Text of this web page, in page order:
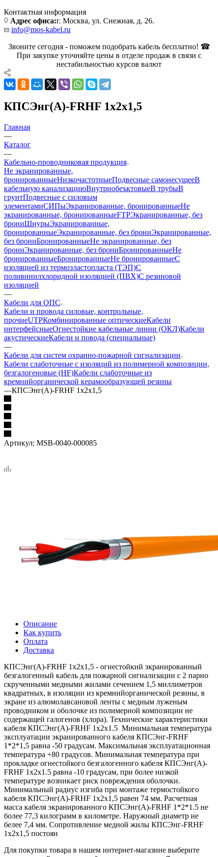
Контактная информация
Адрес офиса:г. Москва, ул. Снежная, д. 26.
info@mos-kabel.ru
Звоните сегодня - поможем подобрать кабель бесплатно! ☎
При закупке уточняйте цены в отделе продаж в связи с
нестабильностью курсов валют
КПСЭнг(А)-FRHF 1х2х1,5
Главная
—
Каталог
—
Кабельно-проводниковая продукция
Не экранированные,
бронированныеНизкочастотныеПодвесные самонесущееВ
кабельную канализациюВнутриобеъктовыеВ трубыВ
грунтПодвесные с силовым
элементамиСИПыЭкранированные, бронированныеНе
экранированные, бронированныеFTPЭкранированные, без
брониШнурыЭкранированные,
бронированныеЭкранированные, без брониЭкранированные,
без брониБронированныеНе экранированные, без
брониЭкранированные, без брониБронированныеНе
бронированныеБронированныеНе бронированныеС
изоляцией из термоэластопласта (ТЭП)С
поливинилхлоридной изоляцией (ПВХ)С резиновой
изоляцией
—
Кабели для ОПС
Кабели и провода силовые, контрольные,
прочиеUTPКомбинированные оптическиеКабели
интерфейсныеОгнестойкие кабельные линии (ОКЛ)Кабели
акустическиеКабели и повода (специальные)
—
Кабели для систем охранно-пожарной сигнализации
Кабели слаботочные с изоляций из полимерной композиции,
безгалогеновые (HF)Кабели слаботочные из
кремнийорганической керамообразующей резины
—КПСЭнг(А)-FRHF 1х2х1,5
Артикул: MSB-0040-000085
Описание
Как купить
Оплата
Доставка
КПСЭнг(А)-FRHF 1х2х1,5 - огнестойкий экранированный
безгалогенный кабель для пожарной сигнализации с 2 парно
скрученными медными жилами сечением 1,5 миллиметров
квадратных, в изоляции из кремнийорганической резины, в
экране из алюмолавсановой ленты с медным луженым
проводником и оболочке из полимерной композиции не
содержащей галогенов (хлора). Технические характеристики
кабеля КПСЭнг(А)-FRHF 1х2х1.5 Минимальная температура
эксплуатации экранированного кабеля КПСЭнг-FRHF
1*2*1,5 равна -50 градусам. Максимальная эксплуатационная
температура +80 градусов. Минимальная температура при
прокладке огнестойкого безгалогенного кабеля КПСЭнг(А)-
FRHF 1х2х1.5 равна -10 градусам, при более низкой
температуре возникает риск повреждения оболочки.
Минимальный радиус изгиба при монтаже термостойкого
кабеля КПСЭнг(А)-FRHF 1х2х1,5 равен 74 мм. Расчетная
масса кабеля экранированного КПСЭнг(А)-FRHF 1*2*1.5 не
более 77,3 килограмм в километре. Наружный диаметр не
белее 7,4 мм. Сопротивление медной жилы КПСЭнг-FRHF
1х2х1,5 постоян
Для покупки товара в нашем интернет-магазине выберите